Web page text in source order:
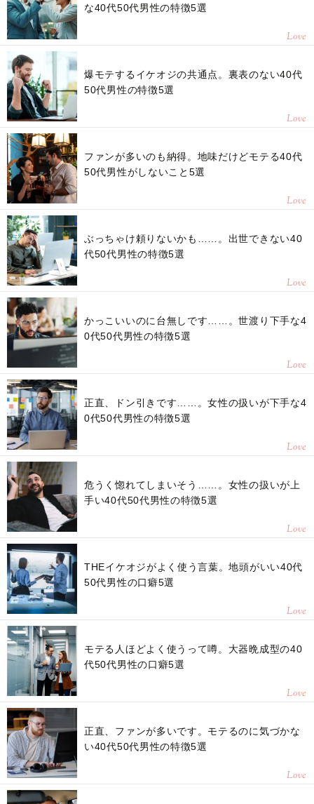
な40代50代男性の特徴5選
Love
爆モテするイケオジの共通点。裏表のない40代
50代男性の特徴5選
Love
ファンが多いのも納得。地味だけどモテる40代
50代男性がしないこと5選
Love
ぶっちゃけ頼りないかも……。出世できない40
代50代男性の特徴5選
Love
かっこいいのに台無しです……。世渡り下手な4
0代50代男性の特徴5選
Love
正直、ドン引きです……。女性の扱いが下手な4
0代50代男性の特徴5選
Love
危うく惚れてしまいそう……。女性の扱いが上
手い40代50代男性の特徴5選
Love
THEイケオジがよく使う言葉。地頭がいい40代
50代男性の口癖5選
Love
モテる人ほどよく使うって噂。大器晩成型の40
代50代男性の口癖5選
Love
正直、ファンが多いです。モテるのに気づかな
い40代50代男性の特徴5選
Love